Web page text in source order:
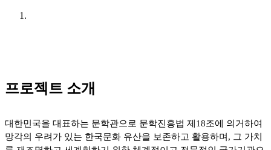
프로젝트 소개
대한민국을 대표하는 문학관으로 문학진흥법 제18조에 의거하여
망각의 우려가 있는 한국문화 유산을 보존하고 활용하며, 그 가치